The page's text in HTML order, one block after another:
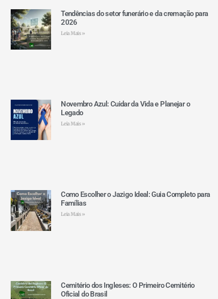
Tendências do setor funerário e da cremação para
2026
Leia Mais »
Novembro Azul: Cuidar da Vida e Planejar o
Legado
Leia Mais »
Como Escolher o Jazigo Ideal: Guia Completo para
Famílias
Leia Mais »
Cemitério dos Ingleses: O Primeiro Cemitério
Oficial do Brasil